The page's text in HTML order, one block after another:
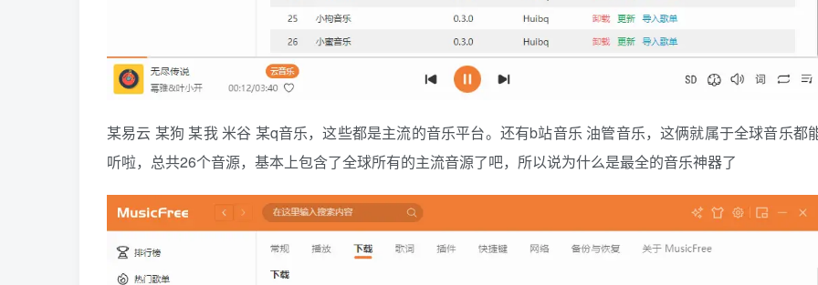
某易云 某狗 某我 米谷 某q音乐，这些都是主流的音乐平台。还有b站音乐 油管音乐，这俩就属于全球音乐都
听啦，总共26个音源，基本上包含了全球所有的主流音源了吧，所以说为什么是最全的音乐神器了